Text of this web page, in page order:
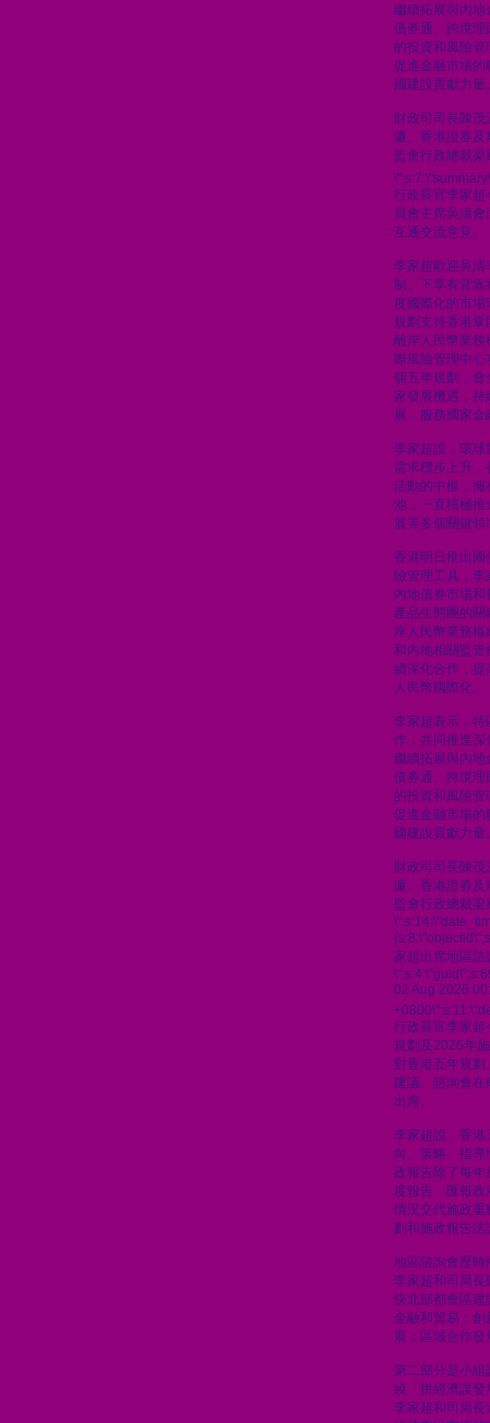
繼續拓展與內地
債券通、跨境理
的投資和風險
促進金融市場的
國建設貢獻力量
財政司司長陳
濂、香港證券及
監會行政總裁
行政長官李家超
員會主席吳清
互通交流意見。
李家超歡迎吳清
制」下享有背靠
度國際化的市
規劃支持香港
離岸人民幣業務
際風險管理中
個五年規劃，會
家發展機遇，持
展，服務國家
李家超說，環球
需求穩步上升
活動的中樞，擁
池，一直積極推
展等多個關鍵領
香港明日推出國
險管理工具，
內地債券市場
產品生態圈的
岸人民幣業務
和內地相關監管
續深化合作，提
人民幣國際化。
李家超表示，特
作，共同推進深
繼續拓展與內地
債券通、跨境理
的投資和風險
促進金融市場的
國建設貢獻力量
財政司司長陳
濂、香港證券及
監會行政總裁
家超出席地區諮
02 Aug 2026
行政長官李家超
規劃及2026年
對香港五年規劃
建議。諮詢會
出席。
李家超說，香港
向、策略、指
政報告除了每年
度報告，匯報
情況交代施政重
劃和施政報告諮
地區諮詢會歷時
李家超和司局長
快北部都會區建
金融和貿易；創
展；區域合作
第二部分是小組
繞「拼經濟謀發
李家超和司局長